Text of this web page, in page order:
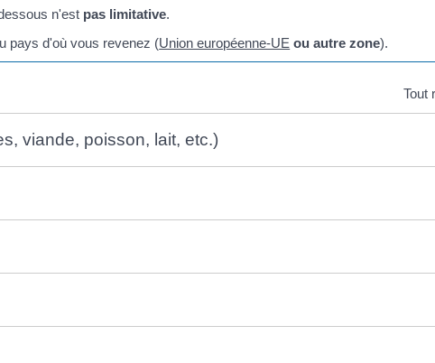
n'est pas limitative.
pays d'où vous revenez (Union européenne-UE ou autre zone).
Tout
viande, poisson, lait, etc.)